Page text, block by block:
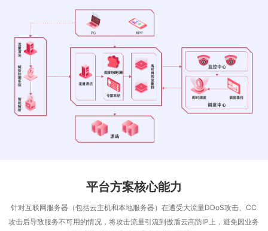
平台方案核心能力
针对互联网服务器（包括云主机和本地服务器）在遭受大流量DDoS攻击、CC
攻击后导致服务不可用的情况，将攻击流量引流到傲盾云高防IP上，避免因业务